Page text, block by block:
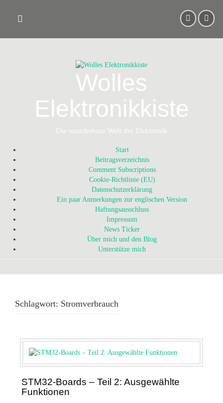
content
Wolles
Elektronikkiste
Die wunderbare Welt der Elektronik
Start
Beitragsverzeichnis
Comment Subscriptions
Cookie-Richtlinie (EU)
Datenschutzerklärung
Ein paar Anmerkungen zur englischen Version
Haftungsausschluss
Impressum
News Ticker
Über mich und den Blog
Unterstütze mich
Schlagwort: Stromverbrauch
STM32-Boards – Teil 2: Ausgewählte
Funktionen